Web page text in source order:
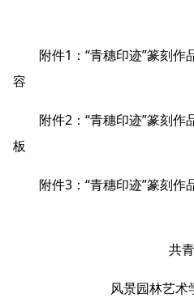
附件1：“青穗印迹”篆刻
容
附件2：“青穗印迹”篆刻
板
附件3：“青穗印迹”篆刻
共
风景园林艺术